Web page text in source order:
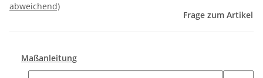
abweichend)
Frage zum Artikel
Maßanleitung